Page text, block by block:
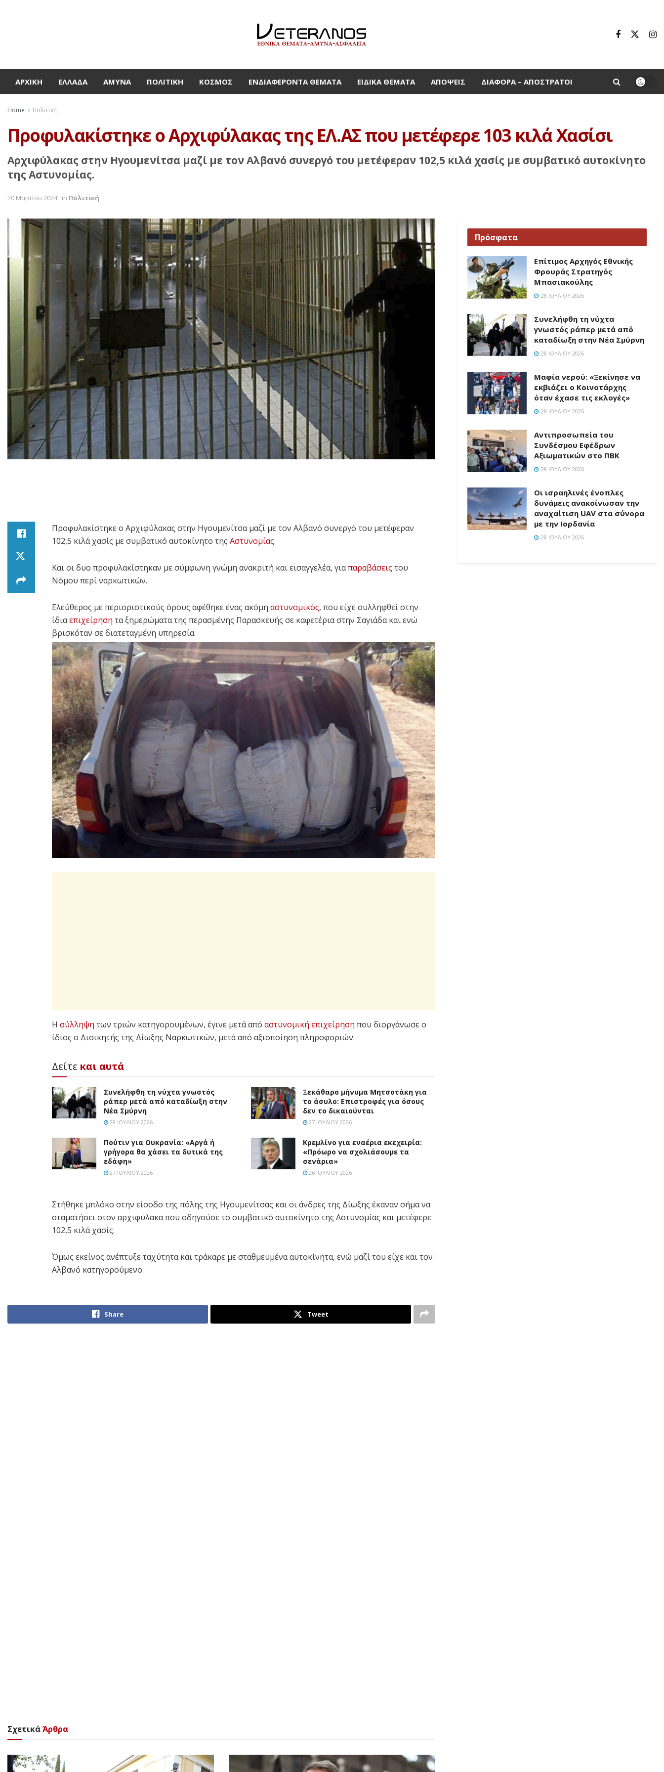
ΑΡΧΙΚΉ ΕΛΛΆΔΑ ΆΜΥΝΑ ΠΟΛΙΤΙΚΉ ΚΌΣΜΟΣ ΕΝΔΙΑΦΈΡΟΝΤΑ ΘΈΜΑΤΑ ΕΙΔΙΚΆ ΘΈΜΑΤΑ ΑΠΌΨΕΙΣ ΔΙΆΦΟΡΑ – ΑΠΌΣΤΡΑΤΟΙ
Home Πολιτική
Προφυλακίστηκε ο Αρχιφύλακας της ΕΛ.ΑΣ που μετέφερε 103 κιλά Χασίσι
Αρχιφύλακας στην Ηγουμενίτσα μαζί με τον Αλβανό συνεργό του μετέφεραν 102,5 κιλά χασίς με συμβατικό αυτοκίνητο
της Αστυνομίας.
20 Μαρτίου 2024 in Πολιτική
Προφυλακίστηκε ο Αρχιφύλακας στην Ηγουμενίτσα μαζί με τον Αλβανό συνεργό του μετέφεραν
102,5 κιλά χασίς με συμβατικό αυτοκίνητο της Αστυνομίας.
Και οι δυο προφυλακίστηκαν με σύμφωνη γνώμη ανακριτή και εισαγγελέα, γιαπαραβάσεις του
Νόμου περί ναρκωτικών.
Ελεύθερος με περιοριστικούς όρους αφέθηκε ένας ακόμη αστυνομικός, που είχε συλληφθεί στην
ίδιαεπιχείρηση τα ξημερώματα της περασμένης Παρασκευής σε καφετέρια στην Σαγιάδα και ενώ
βρισκόταν σε διατεταγμένη υπηρεσία.
Η σύλληψη των τριών κατηγορουμένων, έγινε μετά από αστυνομική επιχείρηση που διοργάνωσε ο
ίδιος ο Διοικητής της Δίωξης Ναρκωτικών, μετά από αξιοποίηση πληροφοριών.
Δείτε και αυτά
Συνελήφθη τη νύχτα γνωστός
ράπερ μετά από καταδίωξη στην
Νέα Σμύρνη
28 ΙΟΥΛΊΟΥ 2026
Ξεκάθαρο μήνυμα Μητσοτάκη για
το άσυλο: Επιστροφές για όσους
δεν το δικαιούνται
27 ΙΟΥΛΊΟΥ 2026
Πούτιν για Ουκρανία: «Αργά ή
γρήγορα θα χάσει τα δυτικά της
εδάφη»
27 ΙΟΥΛΊΟΥ 2026
Κρεμλίνο για εναέρια εκεχειρία:
«Πρόωρο να σχολιάσουμε τα
σενάρια»
26 ΙΟΥΛΊΟΥ 2026
Στήθηκε μπλόκο στην είσοδο της πόλης της Ηγουμενίτσας και οι άνδρες της Δίωξης έκαναν σήμα να
σταματήσει στον αρχιφύλακα που οδηγούσε το συμβατικό αυτοκίνητο της Αστυνομίας και μετέφερε
102,5 κιλά χασίς.
Όμως εκείνος ανέπτυξε ταχύτητα και τράκαρε με σταθμευμένα αυτοκίνητα, ενώ μαζί του είχε και τον
Αλβανό κατηγορούμενο.
Share Tweet
ΣχετικάΆρθρα
Πρόσφατα
Επίτιμος Αρχηγός Εθνικής
Φρουράς Στρατηγός
Μπασιακούλης
28 ΙΟΥΛΊΟΥ 2026
Συνελήφθη τη νύχτα
γνωστός ράπερ μετά από
καταδίωξη στην Νέα Σμύρνη
28 ΙΟΥΛΊΟΥ 2026
Μαφία νερού: «Ξεκίνησε να
εκβιάζει ο Κοινοτάρχης
όταν έχασε τις εκλογές»
28 ΙΟΥΛΊΟΥ 2026
Aντιπροσωπεία του
Συνδέσμου Εφέδρων
Αξιωματικών στο ΠΒΚ
28 ΙΟΥΛΊΟΥ 2026
Οι ισραηλινές ένοπλες
δυνάμεις ανακοίνωσαν την
αναχαίτιση UAV στα σύνορα
με την Ιορδανία
28 ΙΟΥΛΊΟΥ 2026